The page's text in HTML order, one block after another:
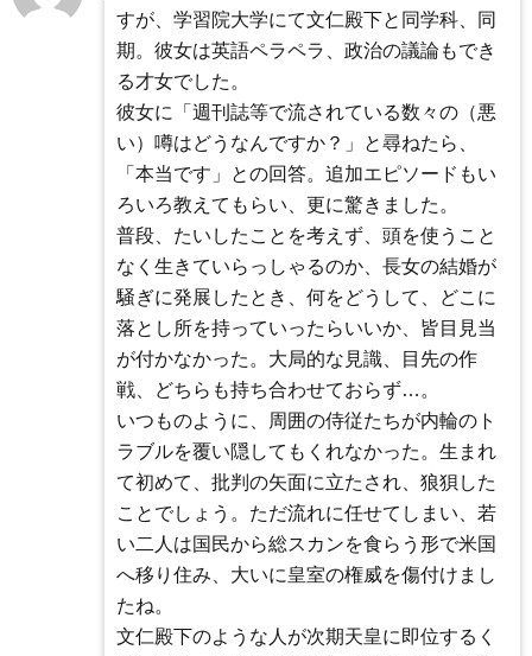
すが、学習院大学にて文仁殿下と同学科、同
期。彼女は英語ペラペラ、政治の議論もでき
る才女でした。
彼女に「週刊誌等で流されている数々の（悪
い）噂はどうなんですか？」と尋ねたら、
「本当です」との回答。追加エピソードもい
ろいろ教えてもらい、更に驚きました。
普段、たいしたことを考えず、頭を使うこと
なく生きていらっしゃるのか、長女の結婚が
騒ぎに発展したとき、何をどうして、どこに
落とし所を持っていったらいいか、皆目見当
が付かなかった。大局的な見識、目先の作
戦、どちらも持ち合わせておらず…。
いつものように、周囲の侍従たちが内輪のト
ラブルを覆い隠してもくれなかった。生まれ
て初めて、批判の矢面に立たされ、狼狽した
ことでしょう。ただ流れに任せてしまい、若
い二人は国民から総スカンを食らう形で米国
へ移り住み、大いに皇室の権威を傷付けまし
たね。
文仁殿下のような人が次期天皇に即位するく